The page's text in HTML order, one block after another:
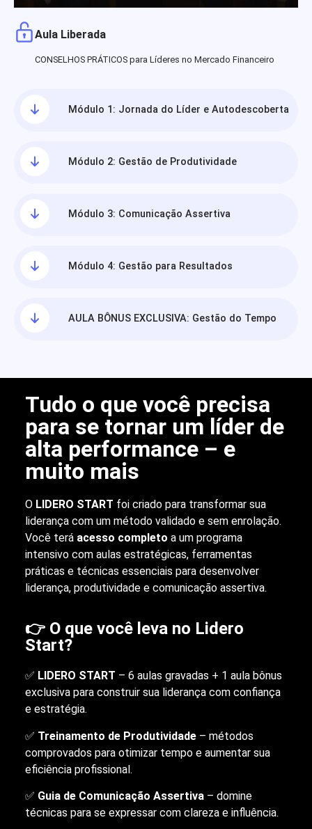
Aula Liberada
CONSELHOS PRÁTICOS para Líderes no Mercado Financeiro
Módulo 1: Jornada do Líder e Autodescoberta
Módulo 2: Gestão de Produtividade
Módulo 3: Comunicação Assertiva
Módulo 4: Gestão para Resultados
AULA BÔNUS EXCLUSIVA: Gestão do Tempo
Tudo o que você precisa
para se tornar um líder de
alta performance – e
muito mais
O LIDERO START foi criado para transformar sua
liderança com um método validado e sem enrolação.
Você terá acesso completo a um programa
intensivo com aulas estratégicas, ferramentas
práticas e técnicas essenciais para desenvolver
liderança, produtividade e comunicação assertiva.
👉 O que você leva no Lidero
Start?
✅ LIDERO START – 6 aulas gravadas + 1 aula bônus
exclusiva para construir sua liderança com confiança
e estratégia.
✅ Treinamento de Produtividade – métodos
comprovados para otimizar tempo e aumentar sua
eficiência profissional.
✅ Guia de Comunicação Assertiva – domine
técnicas para se expressar com clareza e influência.